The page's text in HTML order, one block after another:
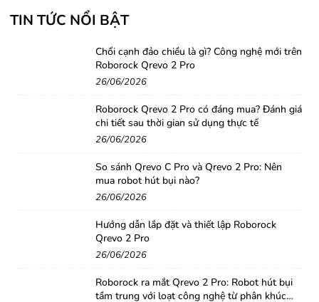
TIN TỨC NỔI BẬT
Chổi cạnh đảo chiều là gì? Công nghệ mới trên
Roborock Qrevo 2 Pro
26/06/2026
Roborock Qrevo 2 Pro có đáng mua? Đánh giá
chi tiết sau thời gian sử dụng thực tế
26/06/2026
So sánh Qrevo C Pro và Qrevo 2 Pro: Nên
mua robot hút bụi nào?
26/06/2026
Hướng dẫn lắp đặt và thiết lập Roborock
Qrevo 2 Pro
26/06/2026
Roborock ra mắt Qrevo 2 Pro: Robot hút bụi
tầm trung với loạt công nghệ từ phân khúc